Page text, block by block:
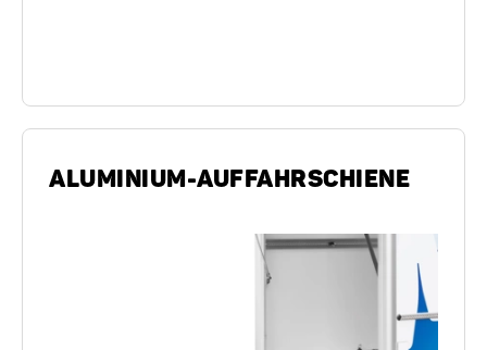
ALUMINIUM-AUFFAHRSCHIENE